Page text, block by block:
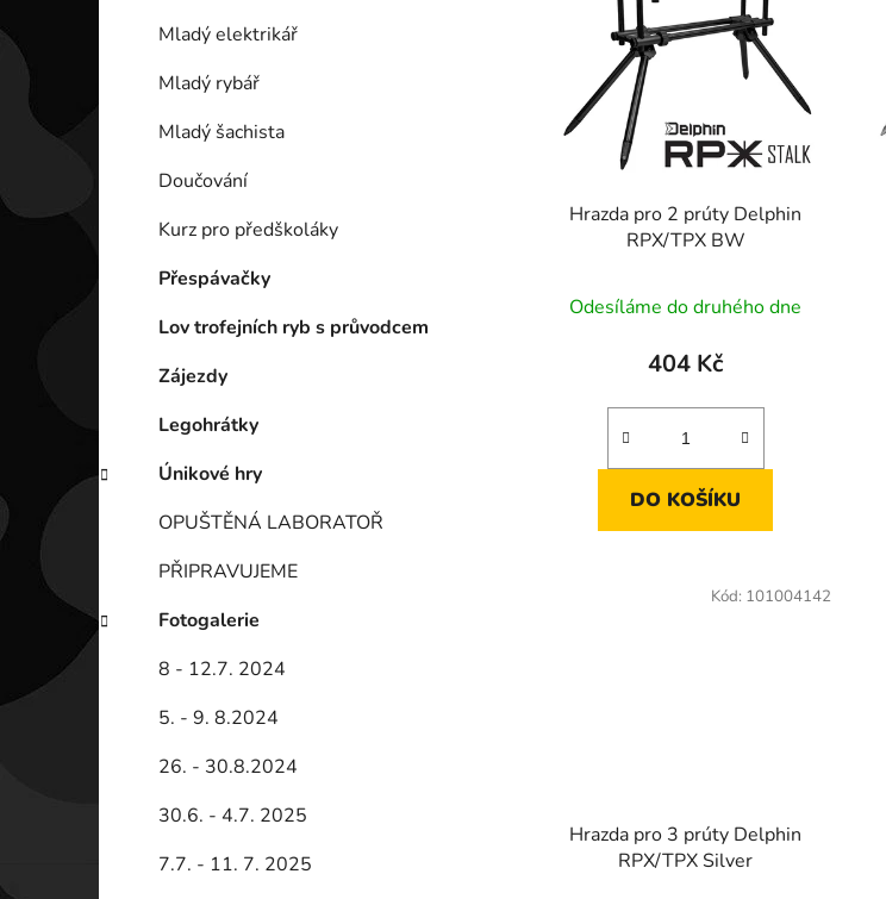
Mladý elektrikář
Mladý rybář
Mladý šachista
Doučování
Kurz pro předškoláky
Přespávačky
Lov trofejních ryb s průvodcem
Zájezdy
Legohrátky
Únikové hry
OPUŠTĚNÁ LABORATOŘ
PŘIPRAVUJEME
Fotogalerie
8 - 12.7. 2024
5. - 9. 8.2024
26. - 30.8.2024
30.6. - 4.7. 2025
7.7. - 11. 7. 2025
Hrazda pro 2 prúty Delphin
RPX/TPX BW
Odesíláme do druhého dne
404 Kč
DO KOŠÍKU
Hrazda pro 3 prúty Delphin
RPX/TPX Silver
Kód: 101004142